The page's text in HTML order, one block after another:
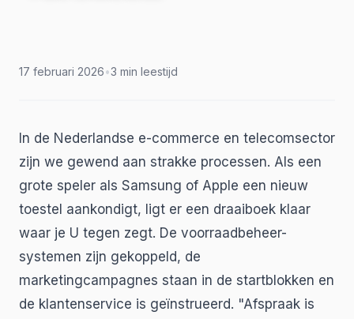
17 februari 2026•3 min leestijd
In de Nederlandse e-commerce en telecomsector
zijn we gewend aan strakke processen. Als een
grote speler als Samsung of Apple een nieuw
toestel aankondigt, ligt er een draaiboek klaar
waar je U tegen zegt. De voorraadbeheer-
systemen zijn gekoppeld, de
marketingcampagnes staan in de startblokken en
de klantenservice is geïnstrueerd. "Afspraak is